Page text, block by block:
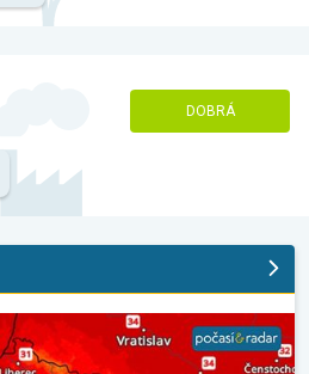
DOBRÁ
v neděli. Ochlazení jen krátké.